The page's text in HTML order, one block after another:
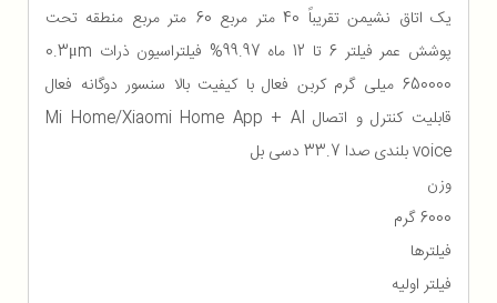
یک اتاق نشیمن تقریباً 40 متر مربع 60 متر مربع منطقه تحت
پوشش عمر فیلتر 6 تا 12 ماه 99.97% فیلتراسیون ذرات 0.3μm
650000 میلی گرم کربن فعال با کیفیت بالا سنسور دوگانه فعال
قابلیت کنترل و اتصال Mi Home/Xiaomi Home App + AI
voice بلندی صدا 33.7 دسی بل
وزن
6000 گرم
فیلترها
فیلتر اولیه